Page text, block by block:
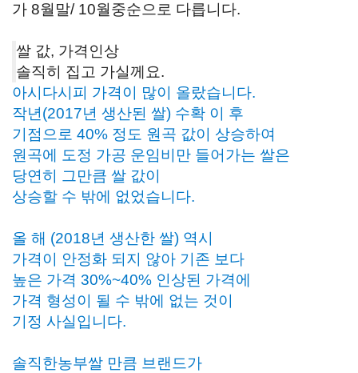
가 8월말/ 10월중순으로 다릅니다.
쌀 값, 가격인상
솔직히 집고 가실께요.
아시다시피 가격이 많이 올랐습니다.
작년(2017년 생산된 쌀) 수확 이 후
기점으로 40% 정도 원곡 값이 상승하여
원곡에 도정 가공 운임비만 들어가는 쌀은
당연히 그만큼 쌀 값이
상승할 수 밖에 없었습니다.
올 해 (2018년 생산한 쌀) 역시
가격이 안정화 되지 않아 기존 보다
높은 가격 30%~40% 인상된 가격에
가격 형성이 될 수 밖에 없는 것이
기정 사실입니다.
솔직한농부쌀 만큼 브랜드가